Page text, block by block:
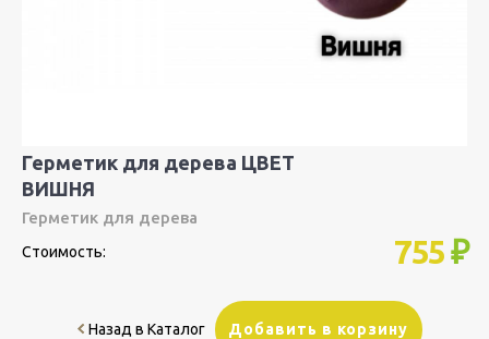
Герметик для дерева ЦВЕТ
ВИШНЯ
Герметик для дерева
Стоимость: 755₽
Назад в Каталог Добавить в корзину